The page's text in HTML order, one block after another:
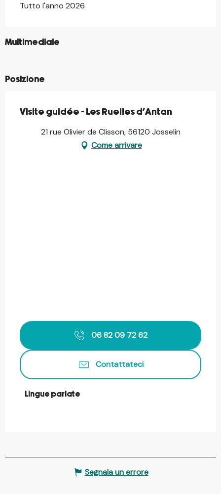
Tutto l'anno 2026
Multimediale
©
©
Posizione
Visite guidée - Les Ruelles d'Antan
21 rue Olivier de Clisson, 56120 Josselin
Come arrivare
06 82 09 72 62
Contattateci
Lingue parlate
Lingue parlate
Segnala un errore